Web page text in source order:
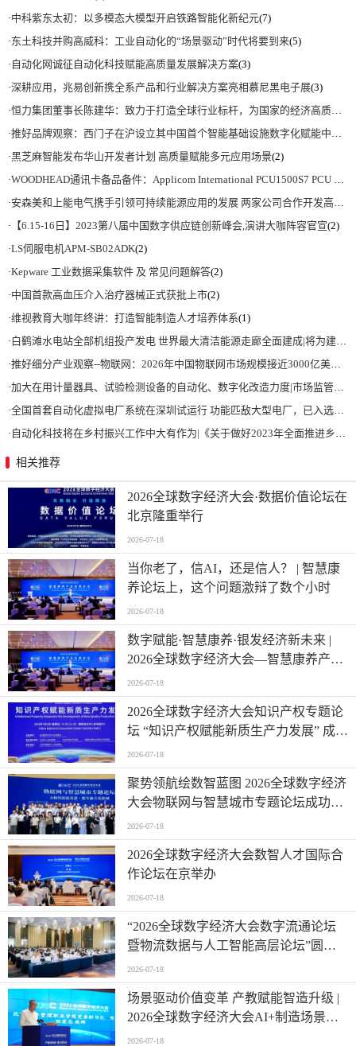
·中科紫东太初：以多模态大模型开启铁路智能化新纪元(7)
·东土科技并购高威科：工业自动化的“场景驱动”时代将要到来(5)
· 自动化网诚征自动化科技赋能高质量发展解决方案(3)
·深耕应用，兆易创新携全系产品和行业解决方案亮相慕尼黑电子展(3)
·恒力集团董事长陈建华：致力于打造全球行业标杆，为国家的经济高质量发展贡献更大力量|上海电气集团党委书记、董事长吴磊来访
·推好品牌观察：西门子在沪设立其中国首个智能基础设施数字化赋能中心
·黑芝麻智能发布华山开发者计划 高质量赋能多元应用场景(2)
·WOODHEAD通讯卡备品备件：Applicom International PCU1500S7 PCU 1500 S7 V4.5.0
·安森美和上能电气携手引领可持续能源应用的发展 两家公司合作开发高性能储能和太阳能组串式逆变器方案 以实现可持续的未来
· 【6.15-16日】2023第八届中国数字供应链创新峰会,演讲大咖阵容官宣(2)
·LS伺服电机APM-SB02ADK(2)
·Kepware 工业数据采集软件 及 常见问题解答(2)
·中国首款高血压介入治疗器械正式获批上市(2)
·维视教育大咖年终讲：打造智能制造人才培养体系(1)
·白鹤滩水电站全部机组投产发电 世界最大清洁能源走廊全面建成|将为建设新型能源体系、保障国家能源安全、实现“双碳”目标提供有力支撑
·推好细分产业观察--物联网：2026年中国物联网市场规模接近3000亿美元 智慧工厂、智慧城市、智慧电网等将占60%以上
·加大在用计量器具、试验检测设备的自动化、数字化改造力度|市场监管总局 工业和信息化部 关于促进企业计量能力提升的指导意见
·全国首套自动化虚拟电厂系统在深圳试运行 功能匹敌大型电厂，已入选国际典型案例
· 自动化科技将在乡村振兴工作中大有作为|《关于做好2023年全面推进乡村振兴重点工作的意见》发布
相关推荐
2026全球数字经济大会·数据价值论坛在
北京隆重举行
2026-07-18
当你老了，信AI，还是信人？ | 智慧康
养论坛上，这个问题激辩了数个小时
2026-07-18
数字赋能·智慧康养·银发经济新未来 |
2026全球数字经济大会—智慧康养产业
发展论坛在京举办
2026-07-18
2026全球数字经济大会知识产权专题论
坛 “知识产权赋能新质生产力发展” 成功
举办
2026-07-18
聚势领航绘数智蓝图 2026全球数字经济
大会物联网与智慧城市专题论坛成功举
办
2026-07-18
2026全球数字经济大会数智人才国际合
作论坛在京举办
2026-07-18
“2026全球数字经济大会数字流通论坛
暨物流数据与人工智能高层论坛”圆满
成功举办
2026-07-18
场景驱动价值变革 产教赋能智造升级 |
2026全球数字经济大会AI+制造场景落
地国际论坛成功举办
2026-07-18